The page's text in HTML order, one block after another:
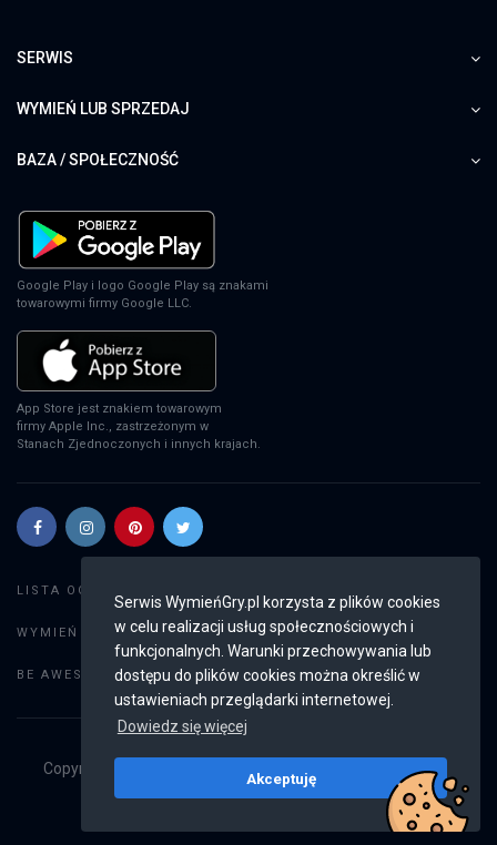
Serwis WymieńGry.pl korzysta z plików cookies
w celu realizacji usług społecznościowych i
funkcjonalnych. Warunki przechowywania lub
dostępu do plików cookies można określić w
ustawieniach przeglądarki internetowej.
Dowiedz się więcej
Akceptuję
SERWIS
WYMIEŃ LUB SPRZEDAJ
BAZA / SPOŁECZNOŚĆ
Google Play i logo Google Play są znakami
towarowymi firmy Google LLC.
App Store jest znakiem towarowym
firmy Apple Inc., zastrzeżonym w
Stanach Zjednoczonych i innych krajach.
LISTA OGŁOSZEŃ:
WYMIEŃ GRY: Dodaj ogłoszenie
BE AWESOME: Weryfikacja konta
Copyright © 2019 - 2026
Wszystkie prawa
v2.8.4